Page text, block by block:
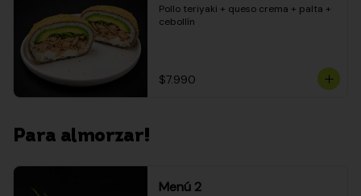
Pollo teriyaki + queso crema + palta +
cebollín
$7.990
Para almorzar!
Menú 2